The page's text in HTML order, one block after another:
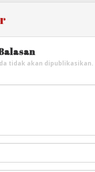
tidak akan dipublikasikan.